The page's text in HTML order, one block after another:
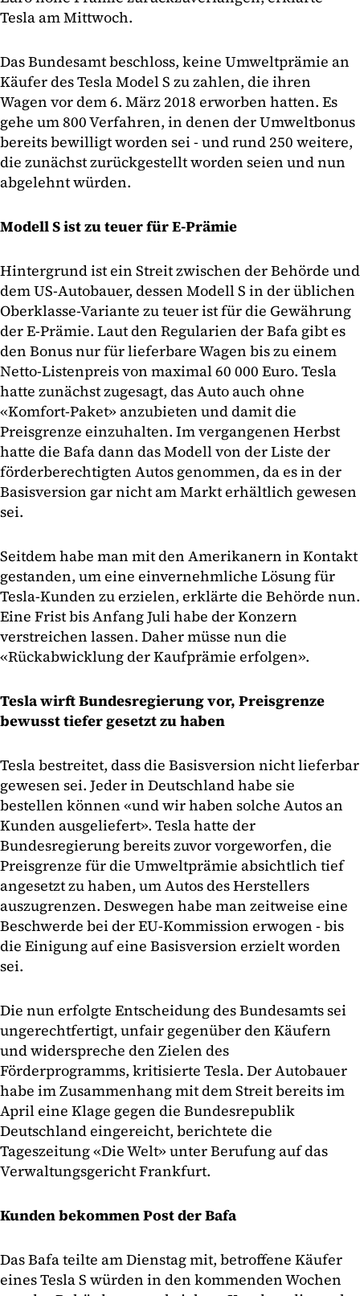
Tesla am Mittwoch.
Das Bundesamt beschloss, keine Umweltprämie an
Käufer des Tesla Model S zu zahlen, die ihren
Wagen vor dem 6. März 2018 erworben hatten. Es
gehe um 800 Verfahren, in denen der Umweltbonus
bereits bewilligt worden sei - und rund 250 weitere,
die zunächst zurückgestellt worden seien und nun
abgelehnt würden.
Modell S ist zu teuer für E-Prämie
Hintergrund ist ein Streit zwischen der Behörde und
dem US-Autobauer, dessen Modell S in der üblichen
Oberklasse-Variante zu teuer ist für die Gewährung
der E-Prämie. Laut den Regularien der Bafa gibt es
den Bonus nur für lieferbare Wagen bis zu einem
Netto-Listenpreis von maximal 60 000 Euro. Tesla
hatte zunächst zugesagt, das Auto auch ohne
«Komfort-Paket» anzubieten und damit die
Preisgrenze einzuhalten. Im vergangenen Herbst
hatte die Bafa dann das Modell von der Liste der
förderberechtigten Autos genommen, da es in der
Basisversion gar nicht am Markt erhältlich gewesen
sei.
Seitdem habe man mit den Amerikanern in Kontakt
gestanden, um eine einvernehmliche Lösung für
Tesla-Kunden zu erzielen, erklärte die Behörde nun.
Eine Frist bis Anfang Juli habe der Konzern
verstreichen lassen. Daher müsse nun die
«Rückabwicklung der Kaufprämie erfolgen».
Tesla wirft Bundesregierung vor, Preisgrenze
bewusst tiefer gesetzt zu haben
Tesla bestreitet, dass die Basisversion nicht lieferbar
gewesen sei. Jeder in Deutschland habe sie
bestellen können «und wir haben solche Autos an
Kunden ausgeliefert». Tesla hatte der
Bundesregierung bereits zuvor vorgeworfen, die
Preisgrenze für die Umweltprämie absichtlich tief
angesetzt zu haben, um Autos des Herstellers
auszugrenzen. Deswegen habe man zeitweise eine
Beschwerde bei der EU-Kommission erwogen - bis
die Einigung auf eine Basisversion erzielt worden
sei.
Die nun erfolgte Entscheidung des Bundesamts sei
ungerechtfertigt, unfair gegenüber den Käufern
und widerspreche den Zielen des
Förderprogramms, kritisierte Tesla. Der Autobauer
habe im Zusammenhang mit dem Streit bereits im
April eine Klage gegen die Bundesrepublik
Deutschland eingereicht, berichtete die
Tageszeitung «Die Welt» unter Berufung auf das
Verwaltungsgericht Frankfurt.
Kunden bekommen Post der Bafa
Das Bafa teilte am Dienstag mit, betroffene Käufer
eines Tesla S würden in den kommenden Wochen